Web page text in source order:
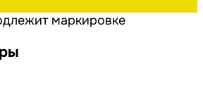
маркировке